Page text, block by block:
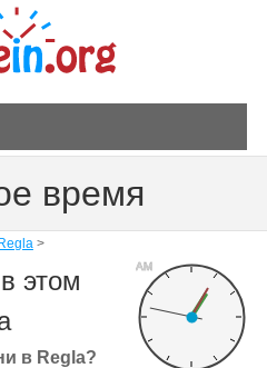
время
Regla>
AM
этом
в Regla?